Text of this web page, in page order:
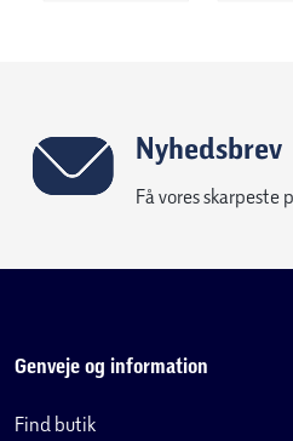
Nyhedsbrev
Få vores skarpeste
Genveje og information
Find butik